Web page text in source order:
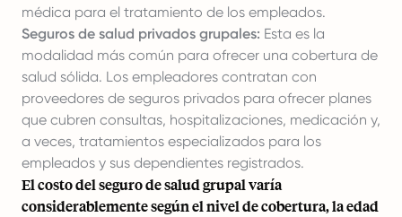
médica para el tratamiento de los empleados.
Seguros de salud privados grupales: Esta es la
modalidad más común para ofrecer una cobertura de
salud sólida. Los empleadores contratan con
proveedores de seguros privados para ofrecer planes
que cubren consultas, hospitalizaciones, medicación y,
a veces, tratamientos especializados para los
empleados y sus dependientes registrados.
El costo del seguro de salud grupal varía
considerablemente según el nivel de cobertura, la edad